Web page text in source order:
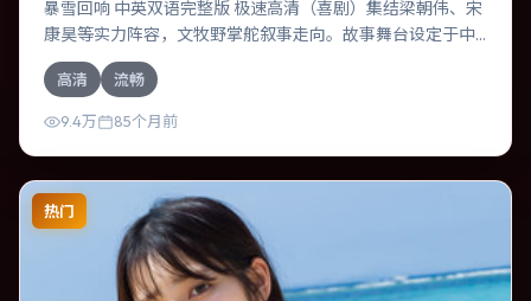
暴雪回响 中英双语完整版 极速高清（喜剧）集结梁朝伟、宋
康昊等实力阵容，文牧野掌舵叙事走向。故事舞台设定于中
国香港，围绕一次意外选择展开连锁反应；配乐与色彩高度
服务于主题，结尾留白耐人寻味。
高清 流畅
9.4万 85个月前
热门